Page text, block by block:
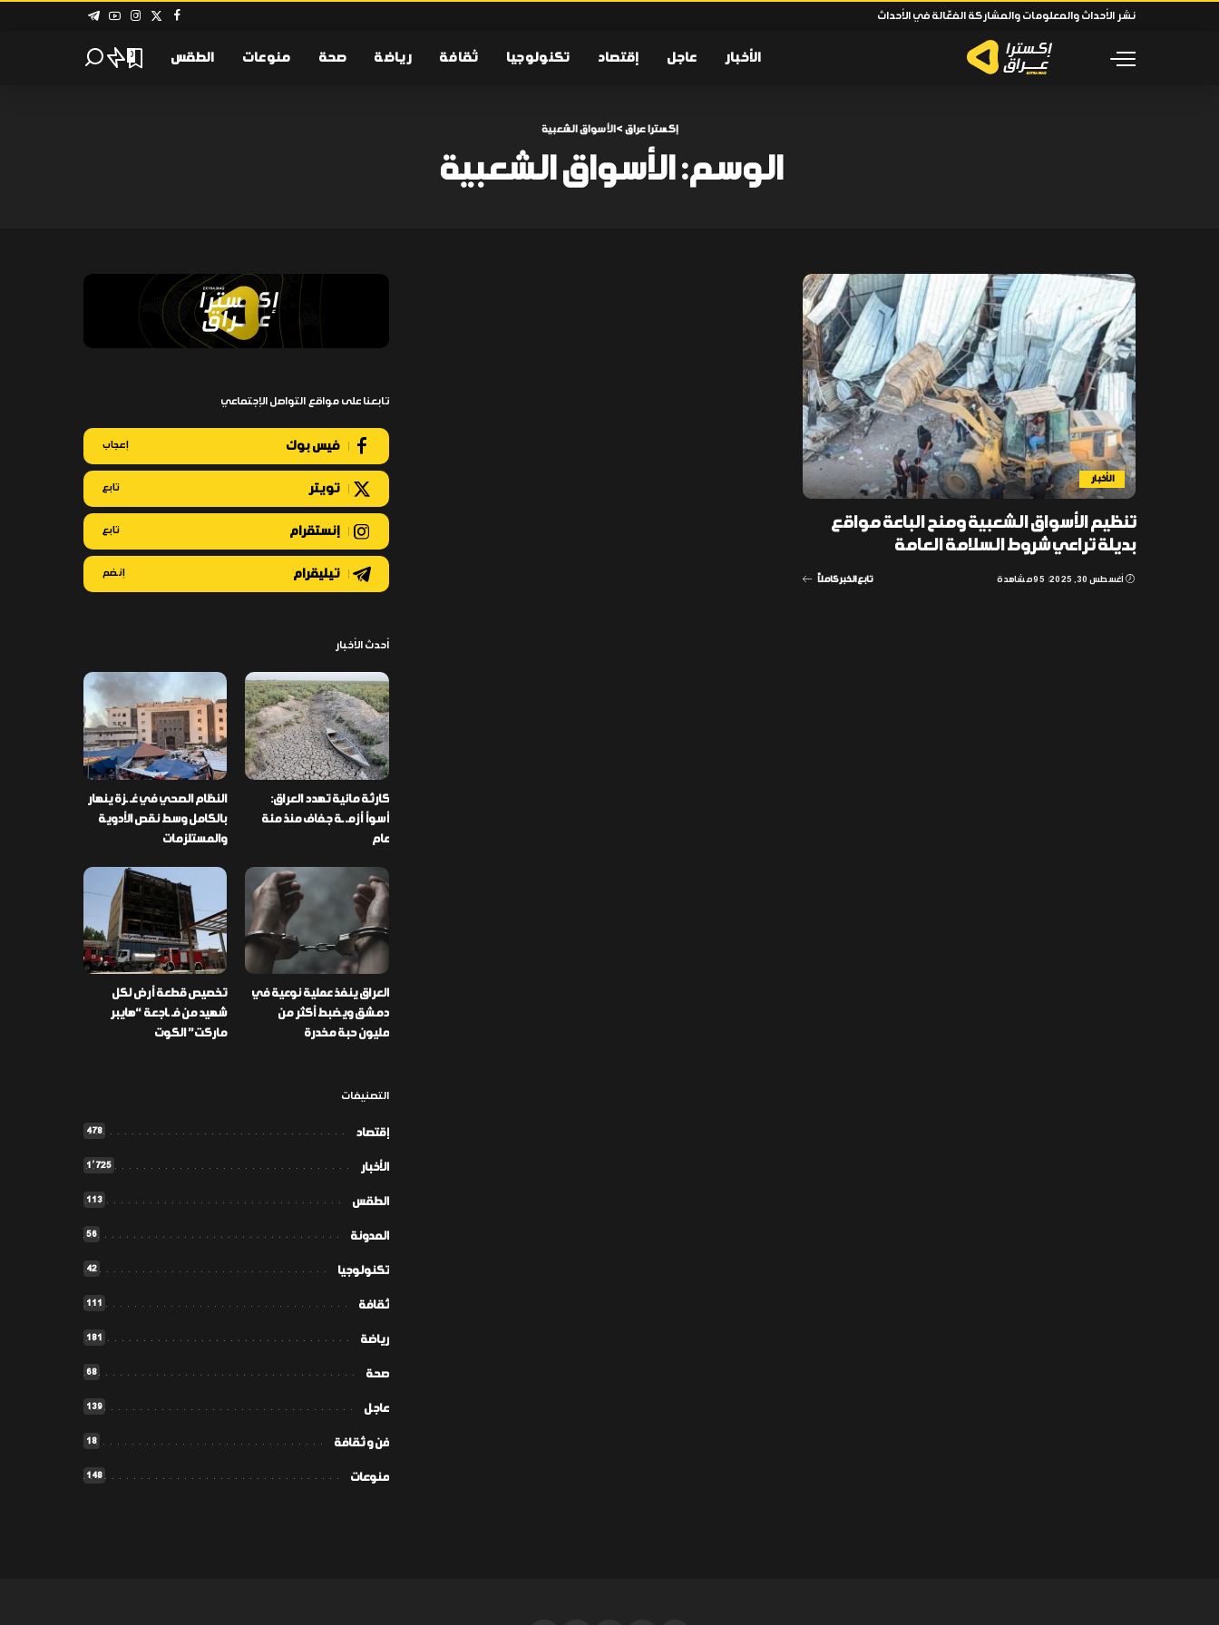
نشر الأحداث والمعلومات والمشاركة الفعّالة في الأحداث
الأخبار عاجل إقتصاد تكنولوجيا ثقافة رياضة صحة منوعات الطقس 0
إكسترا عراق >الأسواق الشعبية
الوسم:الأسواق الشعبية
الأخبار
تنظيم الأسواق الشعبية ومنح الباعة مواقع
بديلة تراعي شروط السلامة العامة
أغسطس 30, 2025 95 مشاهدة تابع الخبر كاملاً
تابعنا على مواقع التواصل الإجتماعي
فيس بوك إعجاب
تويتر تابع
إنستقرام تابع
تيليقرام إنضم
أحدث الأخبار
كارثة مائية تهدد العراق:
أسوأ أزمـ ـة جفاف منذ مئة
عام
النظام الصحي في غـ ـزة ينهار
بالكامل وسط نقص الأدوية
والمستلزمات
العراق ينفذ عملية نوعية في
دمشق ويضبط أكثر من
مليون حبة مخدرة
تخصيص قطعة أرض لكل
شهيد من فـ ـاجعة “هايبر
ماركت” الكوت
التصنيفات
إقتصاد 478
الأخبار 1٬725
الطقس 113
المدونة 56
تكنولوجيا 42
ثقافة 111
رياضة 181
صحة 68
عاجل 139
فن و ثقافة 18
منوعات 148